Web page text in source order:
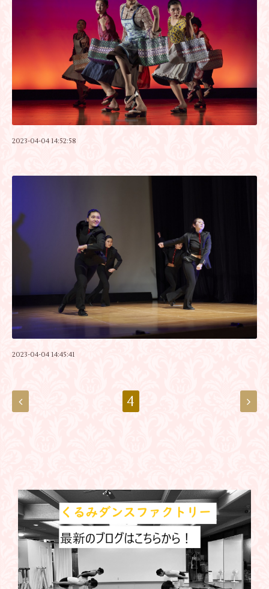
2023-04-04 14:52:58
2023-04-04 14:45:41
4